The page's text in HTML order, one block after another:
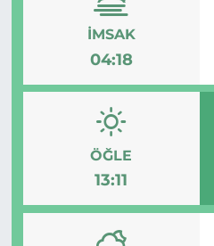
İMSAK
04:18
ÖĞLE
13:11